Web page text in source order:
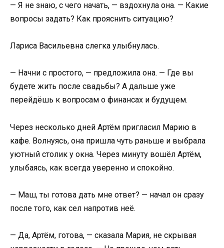
— Я не знаю, с чего начать, — вздохнула она. — Какие
вопросы задать? Как прояснить ситуацию?
Лариса Васильевна слегка улыбнулась.
— Начни с простого, — предложила она. — Где вы
будете жить после свадьбы? А дальше уже
перейдёшь к вопросам о финансах и будущем.
Через несколько дней Артём пригласил Марию в
кафе. Волнуясь, она пришла чуть раньше и выбрала
уютный столик у окна. Через минуту вошёл Артём,
улыбаясь, как всегда уверенно и спокойно.
— Маш, ты готова дать мне ответ? — начал он сразу
после того, как сел напротив неё.
— Да, Артём, готова, — сказала Мария, не скрывая